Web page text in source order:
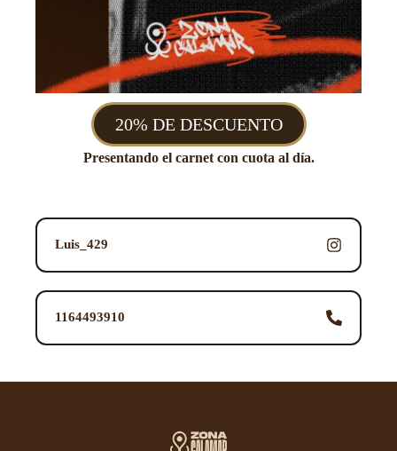
20% DE DESCUENTO
Presentando el carnet con cuota al día.
Luis_429
1164493910